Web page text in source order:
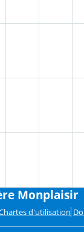
Monplaisir
d'utilisation